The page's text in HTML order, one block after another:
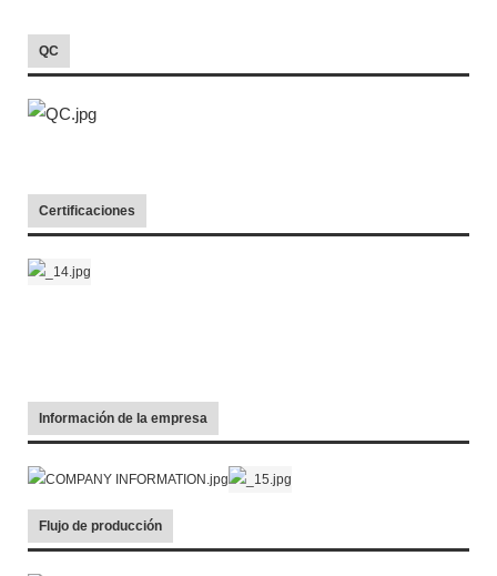
QC
Certificaciones
Información de la empresa
Flujo de producción